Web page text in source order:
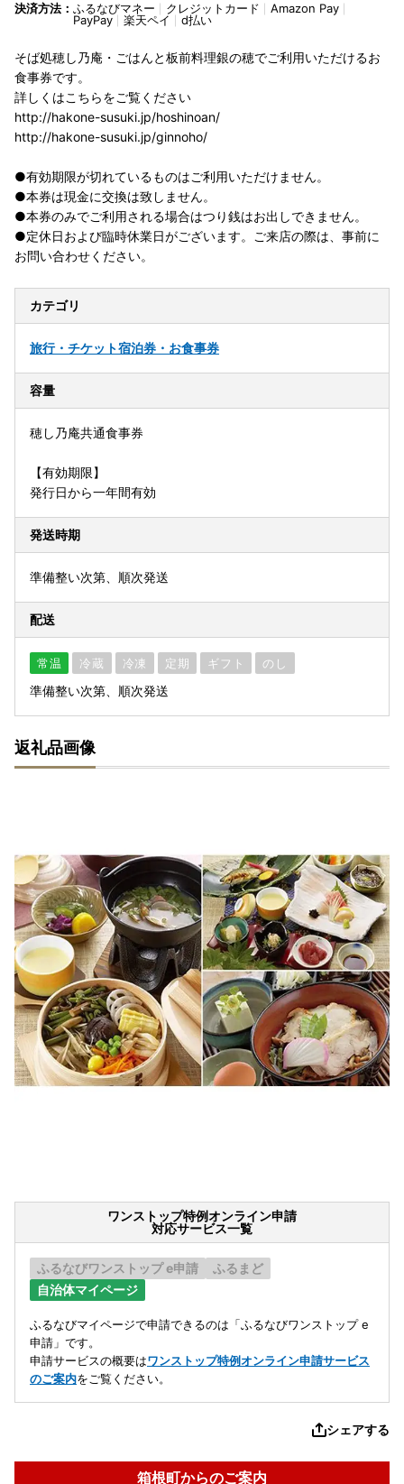
決済方法： ふるなびマネー クレジットカード
Amazon Pay
PayPay
楽天ペイ d払い
そば処穂し乃庵・ごはんと板前料理銀の穂でご利用いただけるお
食事券です。
詳しくはこちらをご覧ください
http://hakone-susuki.jp/hoshinoan/
http://hakone-susuki.jp/ginnoho/
●有効期限が切れているものはご利用いただけません。
●本券は現金に交換は致しません。
●本券のみでご利用される場合はつり銭はお出しできません。
●定休日および臨時休業日がございます。ご来店の際は、事前に
お問い合わせください。
カテゴリ
旅行・チケット宿泊券・お食事券
容量
穂し乃庵共通食事券
【有効期限】
発行日から一年間有効
発送時期
準備整い次第、順次発送
配送
常温 冷蔵 冷凍 定期 ギフト のし
準備整い次第、順次発送
返礼品画像
ワンストップ特例オンライン申請
対応サービス一覧
ふるなびワンストップ e申請
ふるまど
自治体マイページ
ふるなびマイページで申請できるのは「ふるなびワンストップ e
申請」です。
申請サービスの概要はワンストップ特例オンライン申請サービス
のご案内をご覧ください。
シェアする
箱根町からのご案内